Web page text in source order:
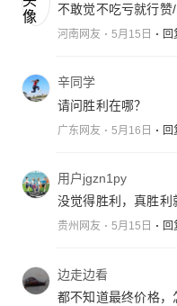
不敢觉不吃亏就行赞/
河南网友 5月15日 回
辛同学
请问胜利在哪？
广东网友 5月16日 回
用户jgzn1py
没觉得胜利，真胜利
贵州网友 5月15日 回
边走边看
都不知道最终价格，